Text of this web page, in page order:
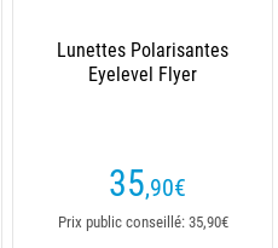
Lunettes Polarisantes
Eyelevel Flyer
35,90€
Prix public conseillé: 35,90€